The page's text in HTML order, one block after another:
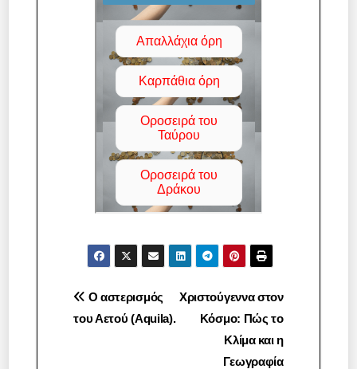
Πλοήγηση
άρθρων
Χριστούγεννα στον
Κόσμο: Πώς το
Κλίμα και η
Γεωγραφία
Ο αστερισμός
του Αετού (Aquila).